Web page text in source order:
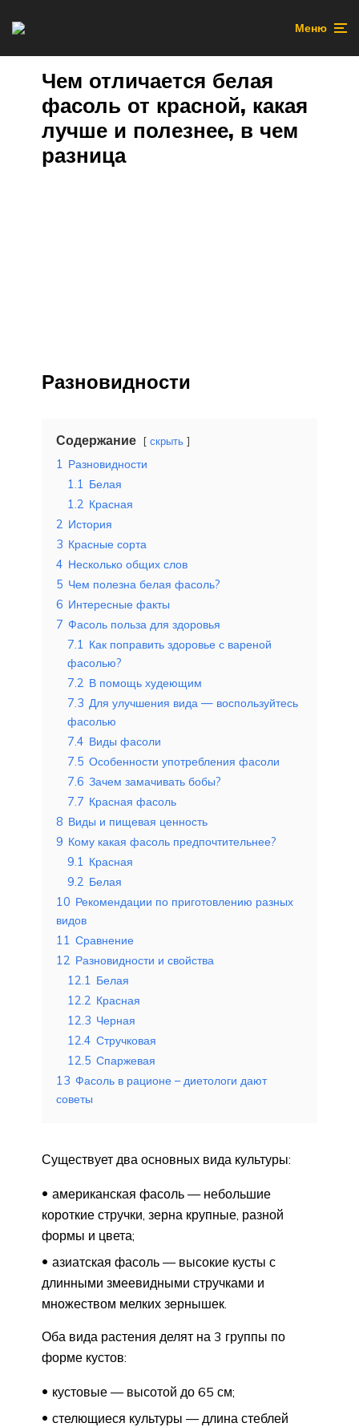
Меню
Чем отличается белая
фасоль от красной, какая
лучше и полезнее, в чем
разница
Разновидности
Содержание скрыть
1 Разновидности
1.1 Белая
1.2 Красная
2 История
3 Красные сорта
4 Несколько общих слов
5 Чем полезна белая фасоль?
6 Интересные факты
7 Фасоль польза для здоровья
7.1 Как поправить здоровье с вареной
фасолью?
7.2 В помощь худеющим
7.3 Для улучшения вида — воспользуйтесь
фасолью
7.4 Виды фасоли
7.5 Особенности употребления фасоли
7.6 Зачем замачивать бобы?
7.7 Красная фасоль
8 Виды и пищевая ценность
9 Кому какая фасоль предпочтительнее?
9.1 Красная
9.2 Белая
10 Рекомендации по приготовлению разных
видов
11 Сравнение
12 Разновидности и свойства
12.1 Белая
12.2 Красная
12.3 Черная
12.4 Стручковая
12.5 Спаржевая
13 Фасоль в рационе – диетологи дают
советы
Существует два основных вида культуры:
американская фасоль — небольшие
короткие стручки, зерна крупные, разной
формы и цвета;
азиатская фасоль — высокие кусты с
длинными змеевидными стручками и
множеством мелких зернышек.
Оба вида растения делят на 3 группы по
форме кустов:
кустовые — высотой до 65 см;
стелющиеся культуры — длина стеблей